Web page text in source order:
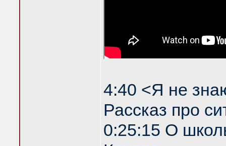
4:40 <Я не
Рассказ про
0:25:15 О